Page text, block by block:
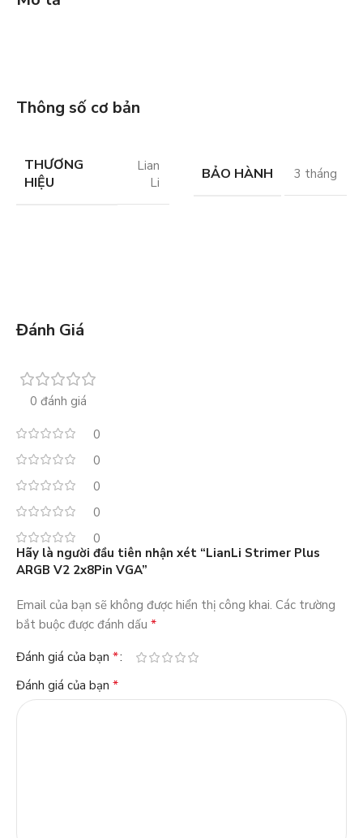
Thông số cơ bản
THƯƠNG
HIỆU
Lian
Li
BẢO HÀNH 3 tháng
Đánh Giá
0 đánh giá
0
0
0
0
0
Hãy là người đầu tiên nhận xét “LianLi Strimer Plus
ARGB V2 2x8Pin VGA”
Email của bạn sẽ không được hiển thị công khai. Các trường
bắt buộc được đánh dấu *
Đánh giá của bạn *
Đánh giá của bạn *